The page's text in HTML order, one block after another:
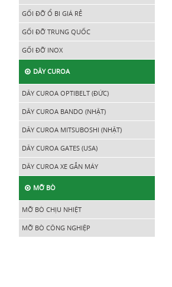
GỐI ĐỠ Ổ BI GIÁ RẺ
GỐI ĐỠ TRUNG QUỐC
GỐI ĐỠ INOX
DÂY CUROA
DÂY CUROA OPTIBELT (ĐỨC)
DÂY CUROA BANDO (NHẬT)
DÂY CUROA MITSUBOSHI (NHẬT)
DÂY CUROA GATES (USA)
DÂY CUROA XE GẮN MÁY
MỠ BÒ
MỠ BÒ CHỊU NHIỆT
MỠ BÒ CÔNG NGHIỆP